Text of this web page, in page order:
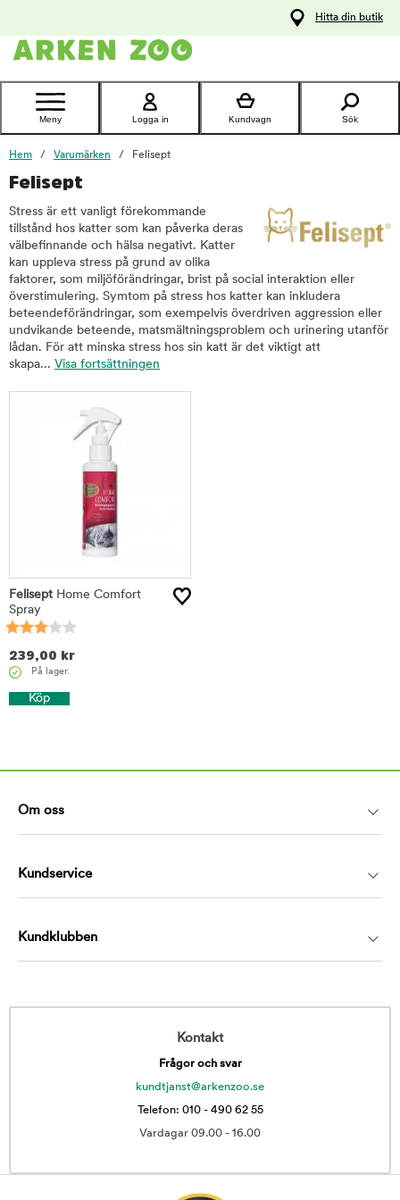
Kontakta
Hitta din butik
Meny Logga in Kundvagn Sök
Hem Varumärken Felisept
Felisept
Stress är ett vanligt förekommande
tillstånd hos katter som kan påverka deras
välbefinnande och hälsa negativt. Katter
kan uppleva stress på grund av olika
faktorer, som miljöförändringar, brist på social interaktion eller
överstimulering. Symtom på stress hos katter kan inkludera
beteendeförändringar, som exempelvis överdriven aggression eller
undvikande beteende, matsmältningsproblem och urinering utanför
lådan. För att minska stress hos sin katt är det viktigt att
skapa... Visa fortsättningen
Felisept Home Comfort
Spray
239,00 kr
På lager.
Köp
Om oss
Kundservice
Kundklubben
Kontakt
Frågor och svar
kundtjanst@arkenzoo.se
Telefon: 010 - 490 62 55
Vardagar 09.00 - 16.00